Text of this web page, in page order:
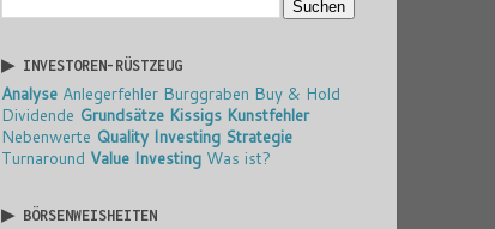
▶ INVESTOREN-RÜSTZEUG
Analyse Anlegerfehler Burggraben Buy & Hold
Dividende Grundsätze Kissigs Kunstfehler
Nebenwerte Quality Investing Strategie
Turnaround Value Investing Was ist?
▶ BÖRSENWEISHEITEN